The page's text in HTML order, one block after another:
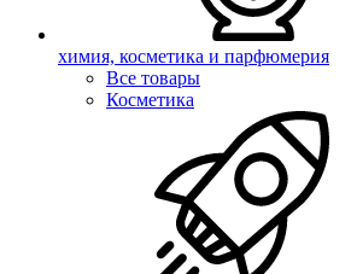
химия, косметика и парфюмерия
Все товары
Косметика